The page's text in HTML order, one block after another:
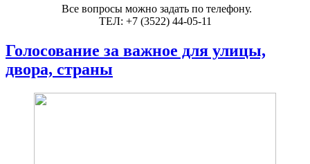
Все вопросы можно задать по телефону.
ТЕЛ: +7 (3522) 44-05-11
Голосование за важное для улицы,
двора, страны